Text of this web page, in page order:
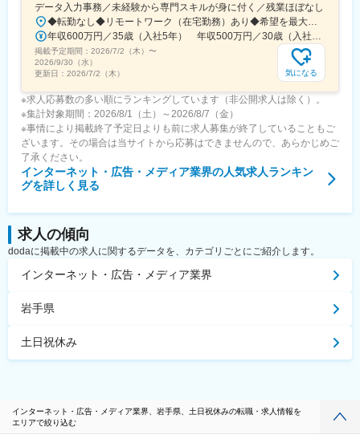
データ入力事務／未経験から専門スキルが身に付く／残業ほぼなし
掲載予定期間： 2026/7/2（木） 〜
2026/9/30（水）
更新日： 2026/7/2（木） 気になる
※求人応募数の多い順にランキングしています（非公開求人は除く）。
※集計対象期間：2026/8/1（土）～2026/8/7（金）
※事情により掲載終了予定日よりも前に求人募集が終了していることもご
ざいます。その場合は当サイトから応募はできませんので、あらかじめご
了承ください。
インターネット・広告・メディア業界の人気求人ランキン
グを詳しく見る
求人の傾向
dodaに掲載中の求人に関するデータを、カテゴリごとにご紹介します。
インターネット・広告・メディア業界
岩手県
土日祝休み
インターネット・広告・メディア業界、岩手県、土日祝休みの転職・求人情報を
エリアで絞り込む